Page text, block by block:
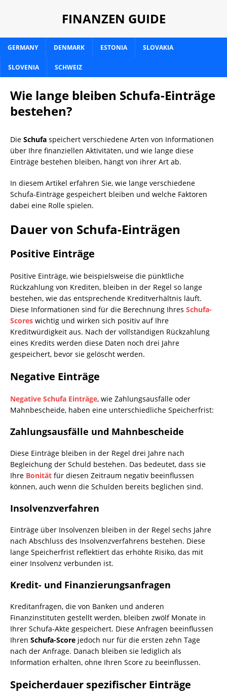
FINANZEN GUIDE
GERMANY DENMARK ESTONIA SLOVAKIA
SLOVENIA SCHWEIZ
Wie lange bleiben Schufa-Einträge
bestehen?
Die Schufa speichert verschiedene Arten von Informationen
über Ihre finanziellen Aktivitäten, und wie lange diese
Einträge bestehen bleiben, hängt von ihrer Art ab.
In diesem Artikel erfahren Sie, wie lange verschiedene
Schufa-Einträge gespeichert bleiben und welche Faktoren
dabei eine Rolle spielen.
Dauer von Schufa-Einträgen
Positive Einträge
Positive Einträge, wie beispielsweise die pünktliche
Rückzahlung von Krediten, bleiben in der Regel so lange
bestehen, wie das entsprechende Kreditverhältnis läuft.
Diese Informationen sind für die Berechnung Ihres Schufa-
Scores wichtig und wirken sich positiv auf Ihre
Kreditwürdigkeit aus. Nach der vollständigen Rückzahlung
eines Kredits werden diese Daten noch drei Jahre
gespeichert, bevor sie gelöscht werden.
Negative Einträge
Negative Schufa Einträge, wie Zahlungsausfälle oder
Mahnbescheide, haben eine unterschiedliche Speicherfrist:
Zahlungsausfälle und Mahnbescheide
Diese Einträge bleiben in der Regel drei Jahre nach
Begleichung der Schuld bestehen. Das bedeutet, dass sie
Ihre Bonität für diesen Zeitraum negativ beeinflussen
können, auch wenn die Schulden bereits beglichen sind.
Insolvenzverfahren
Einträge über Insolvenzen bleiben in der Regel sechs Jahre
nach Abschluss des Insolvenzverfahrens bestehen. Diese
lange Speicherfrist reflektiert das erhöhte Risiko, das mit
einer Insolvenz verbunden ist.
Kredit- und Finanzierungsanfragen
Kreditanfragen, die von Banken und anderen
Finanzinstituten gestellt werden, bleiben zwölf Monate in
Ihrer Schufa-Akte gespeichert. Diese Anfragen beeinflussen
Ihren Schufa-Score jedoch nur für die ersten zehn Tage
nach der Anfrage. Danach bleiben sie lediglich als
Information erhalten, ohne Ihren Score zu beeinflussen.
Speicherdauer spezifischer Einträge